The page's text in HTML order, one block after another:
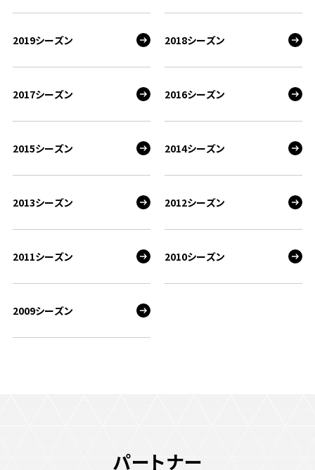
2019シーズン 2018シーズン
2017シーズン 2016シーズン
2015シーズン 2014シーズン
2013シーズン 2012シーズン
2011シーズン 2010シーズン
2009シーズン
パートナー